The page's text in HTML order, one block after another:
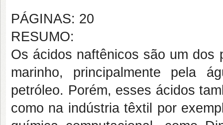
PÁGINAS: 20
RESUMO:
Os ácidos naftênicos são um dos
marinho, principalmente pela
petróleo. Porém, esses ácidos
como na indústria têxtil por